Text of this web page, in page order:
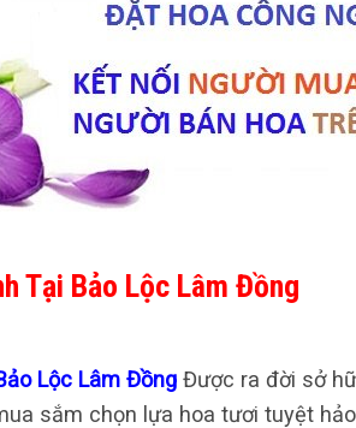
Tại Bảo Lộc Lâm Đồng
Lộc Lâm Đồng Được ra đời sở
sắm chọn lựa hoa tươi tuyệt hảo